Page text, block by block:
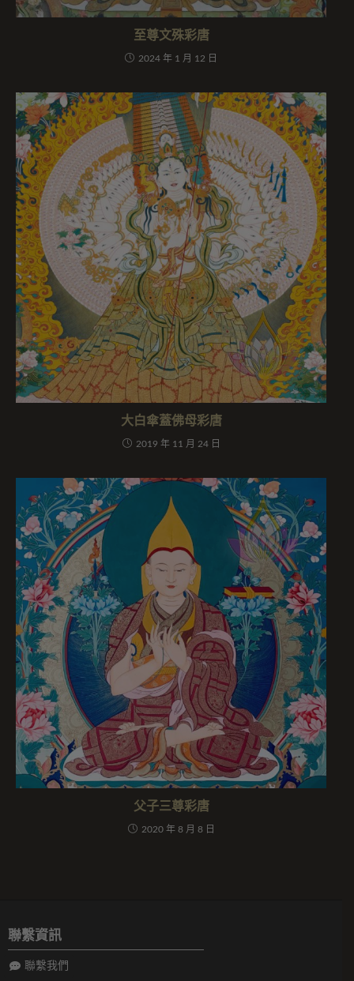
至尊文殊彩唐
2024 年 1 月 12 日
大白傘蓋佛母彩唐
2019 年 11 月 24 日
父子三尊彩唐
2020 年 8 月 8 日
聯繫資訊
聯繫我們